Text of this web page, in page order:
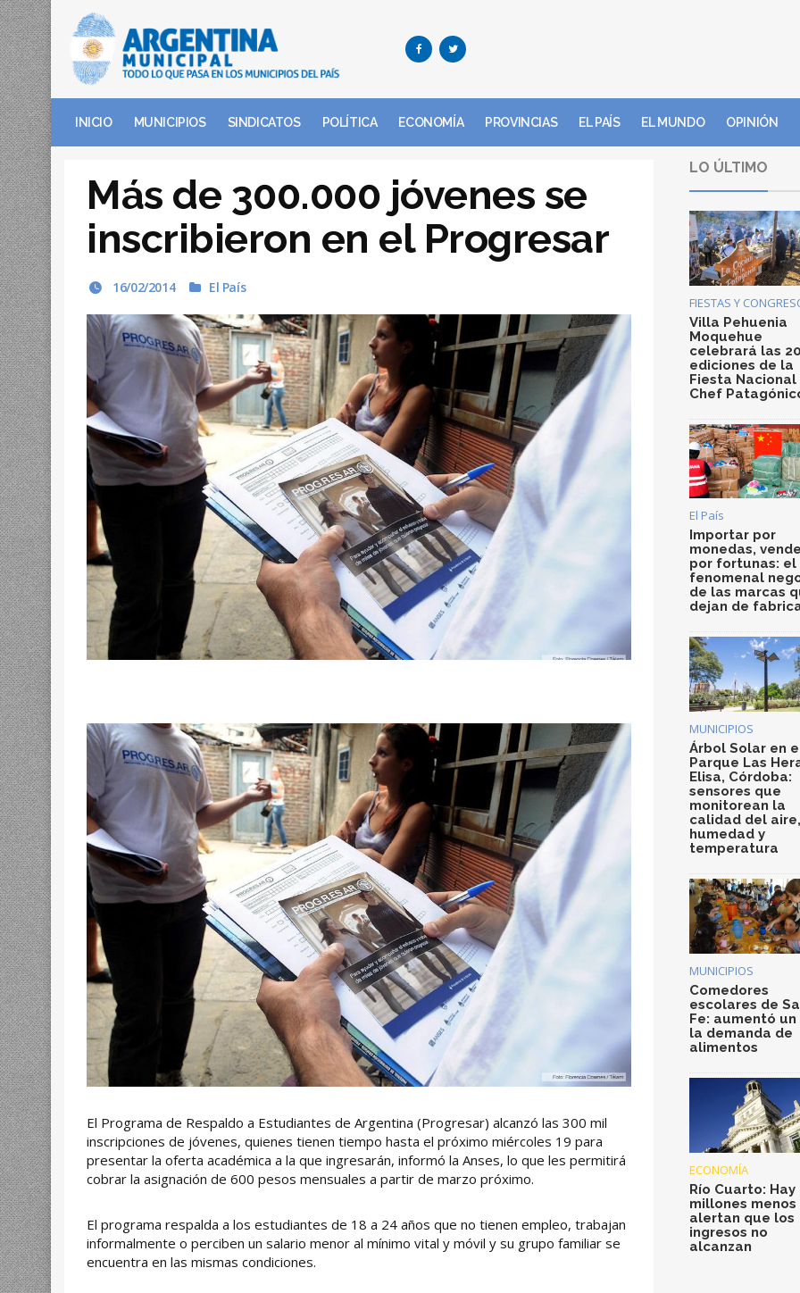
INICIO MUNICIPIOS SINDICATOS POLÍTICA ECONOMÍA PROVINCIAS EL PAÍS EL MUNDO OPINIÓN
Más de 300.000 jóvenes se
inscribieron en el Progresar
16/02/2014 El País
El Programa de Respaldo a Estudiantes de Argentina (Progresar) alcanzó las 300 mil
inscripciones de jóvenes, quienes tienen tiempo hasta el próximo miércoles 19 para
presentar la oferta académica a la que ingresarán, informó la Anses, lo que les permitirá
cobrar la asignación de 600 pesos mensuales a partir de marzo próximo.
El programa respalda a los estudiantes de 18 a 24 años que no tienen empleo, trabajan
informalmente o perciben un salario menor al mínimo vital y móvil y su grupo familiar se
encuentra en las mismas condiciones.
LO ÚLTIMO
FIESTAS Y
Villa Pehuenia
Moquehue
celebrará las
ediciones de la
Fiesta
Chef
El País
Importar por
monedas,
por fortunas: el
fenomenal
de las marcas
dejan de
MUNICIPIOS
Árbol Solar en
Parque Las
Elisa, Córdoba:
sensores que
monitorean la
calidad del aire,
humedad y
temperatura
MUNICIPIOS
Comedores
escolares de
Fe: aumentó un
la demanda de
alimentos
ECONOMÍA
Río Cuarto: Hay
millones menos
alertan que los
ingresos no
alcanzan